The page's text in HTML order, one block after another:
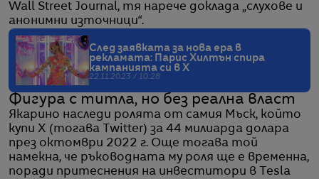
Wall Street Journal, тя нарече доклада „слухове и
анонимни източници“.
След заявката за нова ера в
рекламата: Парис Хилтън спира
кампанията си в X
22.11.2023 / 10:28
Фигура с титла, но без реална власт
Якарино наследи ролята от самия Мъск, който
купи X (тогава Twitter) за 44 милиарда долара
през октомври 2022 г. Още тогава той
намекна, че ръководната му роля ще е временна,
поради притеснения на инвеститори в Tesla